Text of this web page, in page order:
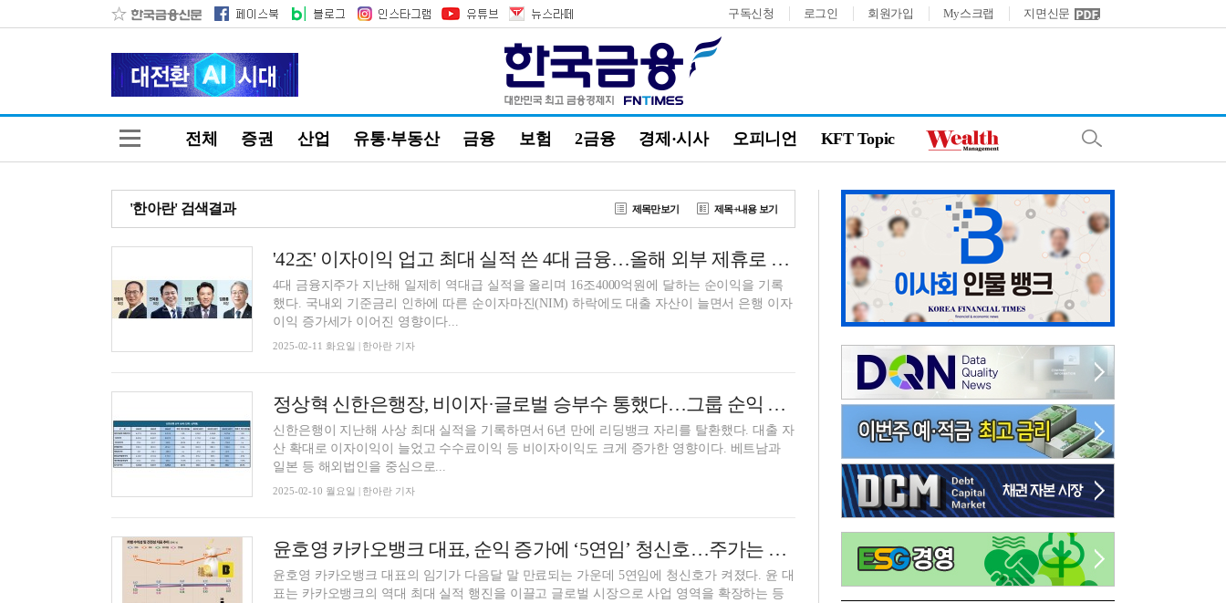
구독신청 로그인 회원가입 My스크랩 지면신문
전체 증권 산업 유통·부동산 금융 보험 2금융 경제·시사 오피니언 KFT Topic
'한아란' 검색결과 제목만보기 제목+내용 보기
'42조' 이자이익 업고 최대 실적 쓴 4대 금융…올해 외부 제휴로 수익 다변화 방점
4대 금융지주가 지난해 일제히 역대급 실적을 올리며 16조4000억원에 달하는 순이익을 기록
했다. 국내외 기준금리 인하에 따른 순이자마진(NIM) 하락에도 대출 자산이 늘면서 은행 이자
이익 증가세가 이어진 영향이다...
2025-02-11 화요일 | 한아란 기자
정상혁 신한은행장, 비이자·글로벌 승부수 통했다…그룹 순익 82% 차지 [금융사 2024 실적]
신한은행이 지난해 사상 최대 실적을 기록하면서 6년 만에 리딩뱅크 자리를 탈환했다. 대출 자
산 확대로 이자이익이 늘었고 수수료이익 등 비이자이익도 크게 증가한 영향이다. 베트남과
일본 등 해외법인을 중심으로...
2025-02-10 월요일 | 한아란 기자
윤호영 카카오뱅크 대표, 순익 증가에 ‘5연임’ 청신호…주가는 걸림돌 [진단! 인뱅3사 CEO]
윤호영 카카오뱅크 대표의 임기가 다음달 말 만료되는 가운데 5연임에 청신호가 켜졌다. 윤 대
표는 카카오뱅크의 역대 최대 실적 행진을 이끌고 글로벌 시장으로 사업 영역을 확장하는 등